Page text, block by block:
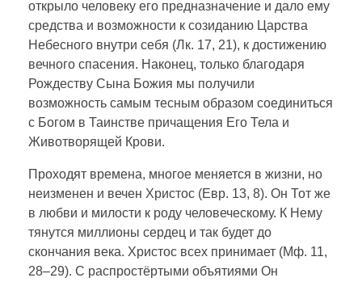
открыло человеку его предназначение и дало ему
средства и возможности к созиданию Царства
Небесного внутри себя (Лк. 17, 21), к достижению
вечного спасения. Наконец, только благодаря
Рождеству Сына Божия мы получили
возможность самым тесным образом соединиться
с Богом в Таинстве причащения Его Тела и
Животворящей Крови.
Проходят времена, многое меняется в жизни, но
неизменен и вечен Христос (Евр. 13, 8). Он Тот же
в любви и милости к роду человеческому. К Нему
тянутся миллионы сердец и так будет до
скончания века. Христос всех принимает (Мф. 11,
28–29). С распростёртыми объятиями Он